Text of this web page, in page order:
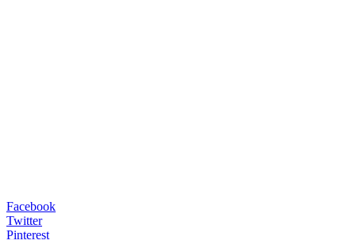
Facebook
Twitter
Pinterest